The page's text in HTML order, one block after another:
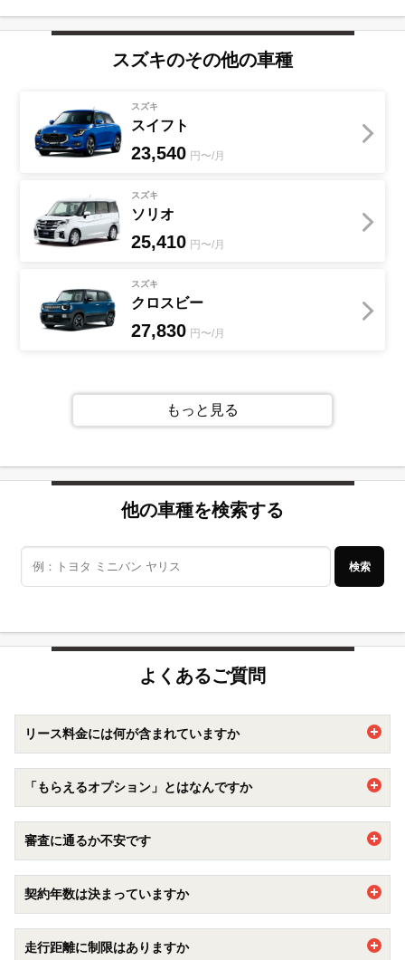
スズキのその他の車種
スズキ
スイフト
23,540 円〜/月
スズキ
ソリオ
25,410 円〜/月
スズキ
クロスビー
27,830 円〜/月
もっと見る
他の車種を検索する
検索
よくあるご質問
リース料金には何が含まれていますか
車両代に加えて自動車税や重量税、自賠責保険などの法定費
用などがリース料金に含まれています。
加えて、車検点検費用もカバーするメンテナンスプランもオ
プションで追加出来ます。
自動車購入の際には自己負担になる部分が含まれているた
め、車に関する出費がフラットになり家計の管理がラクにな
ぜひご検討くださいませ。
「もらえるオプション」とはなんですか
契約期間満了時に追加精算ナシで乗っていた車両をもらえる
オプションです。7年以上の新車カーリース契約でご加入い
ただけます。
もらえるオプションについて詳しくはこちら
審査に通るか不安です
【審査に通るか不安です】
・できるだけ安い車種やプランで申し込むのがおすすめで
す。カーリースカルモくんでは、業界最安水準でお車を豊富
に揃えています。
・審査の基準が異なりますので、カーローンや他社のリース
契約年数は決まっていますか
1年を最短とし、11年まで1年単位でお選びいただけます。
走行距離に制限はありますか